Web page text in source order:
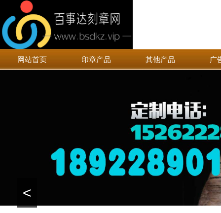
网站首页 印章产品 其他产品 广
<